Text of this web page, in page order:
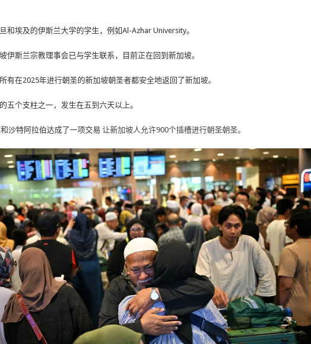
和埃及的伊斯兰大学的学生，例如Al-Azhar University。
伊斯兰宗教理事会已与学生联系，目前正在回到新加坡。
有在2025年进行朝圣的新加坡朝圣者都安全地返回了新加坡。
五个支柱之一，发生在五到六天以上。
沙特阿拉伯达成了一项交易 让新加坡人允许900个插槽进行朝圣朝圣。